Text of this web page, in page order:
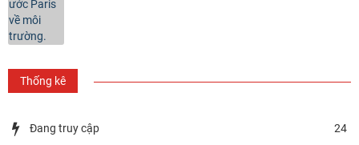
Thống kê
Đang truy cập 24